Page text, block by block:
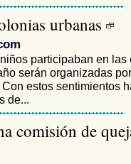
urbanas
participaban en las
serán organizadas
estos sentimientos
de...
comisión de